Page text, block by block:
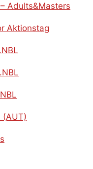
Adults&Masters
Aktionstag
(AUT)